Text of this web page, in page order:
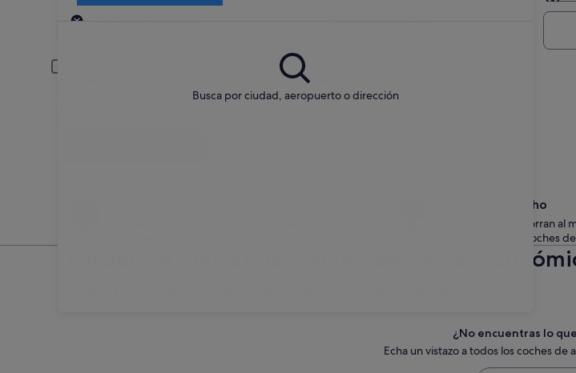
Busca por ciudad, aeropuerto o dirección
Recogida
Conductor menor de 30 años o mayor de 70
Es posible que los conductores jóvenes o los mayores deban pagar un recargo.
Date un capricho
Los miembros ahorran al
de un millón de coches
Encuentra ofertas de alquiler de coches
¿No encuentras lo
Echa un vistazo a todos los coches de